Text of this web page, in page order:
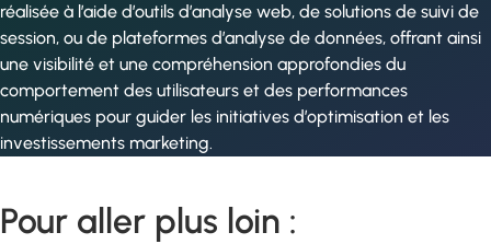
réalisée à l’aide d’outils d’analyse web, de solutions de suivi de
session, ou de plateformes d’analyse de données, offrant ainsi
une visibilité et une compréhension approfondies du
comportement des utilisateurs et des performances
numériques pour guider les initiatives d’optimisation et les
investissements marketing.
Pour aller plus loin :